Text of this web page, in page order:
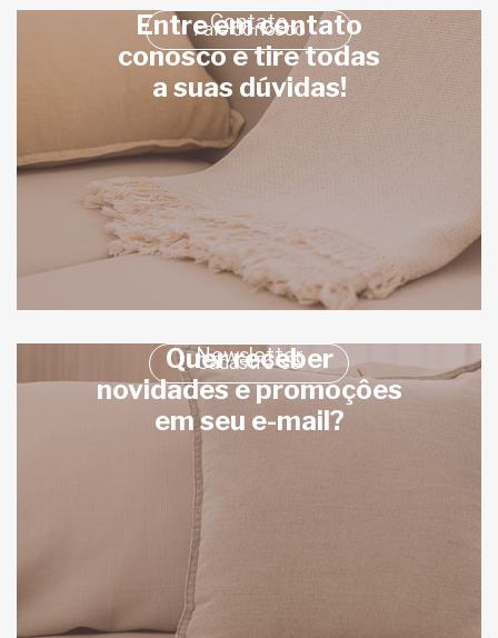
Contato
Entre em contato
conosco e tire todas
a suas dúvidas!
Fale conosco
Newsletter
Quer receber
novidades e promoçôes
em seu e-mail?
Cadastre-se